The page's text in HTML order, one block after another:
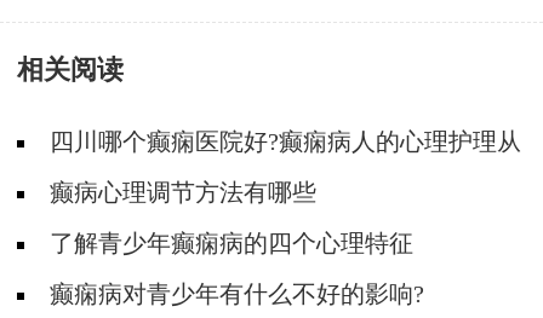
相关阅读
四川哪个癫痫医院好?癫痫病人的心理护理从
那几方面做起?
癫病心理调节方法有哪些
了解青少年癫痫病的四个心理特征
癫痫病对青少年有什么不好的影响?